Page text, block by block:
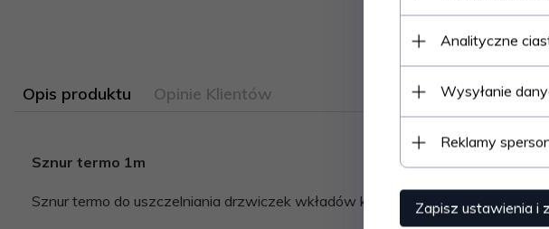
Opis produktu Opinie Klientów
Sznur termo 1m
Sznur termo do uszczelniania drzwiczek wkładów kominkowych.
Analityczne
Wysyłanie
Reklamy
Zapisz ustawienia i